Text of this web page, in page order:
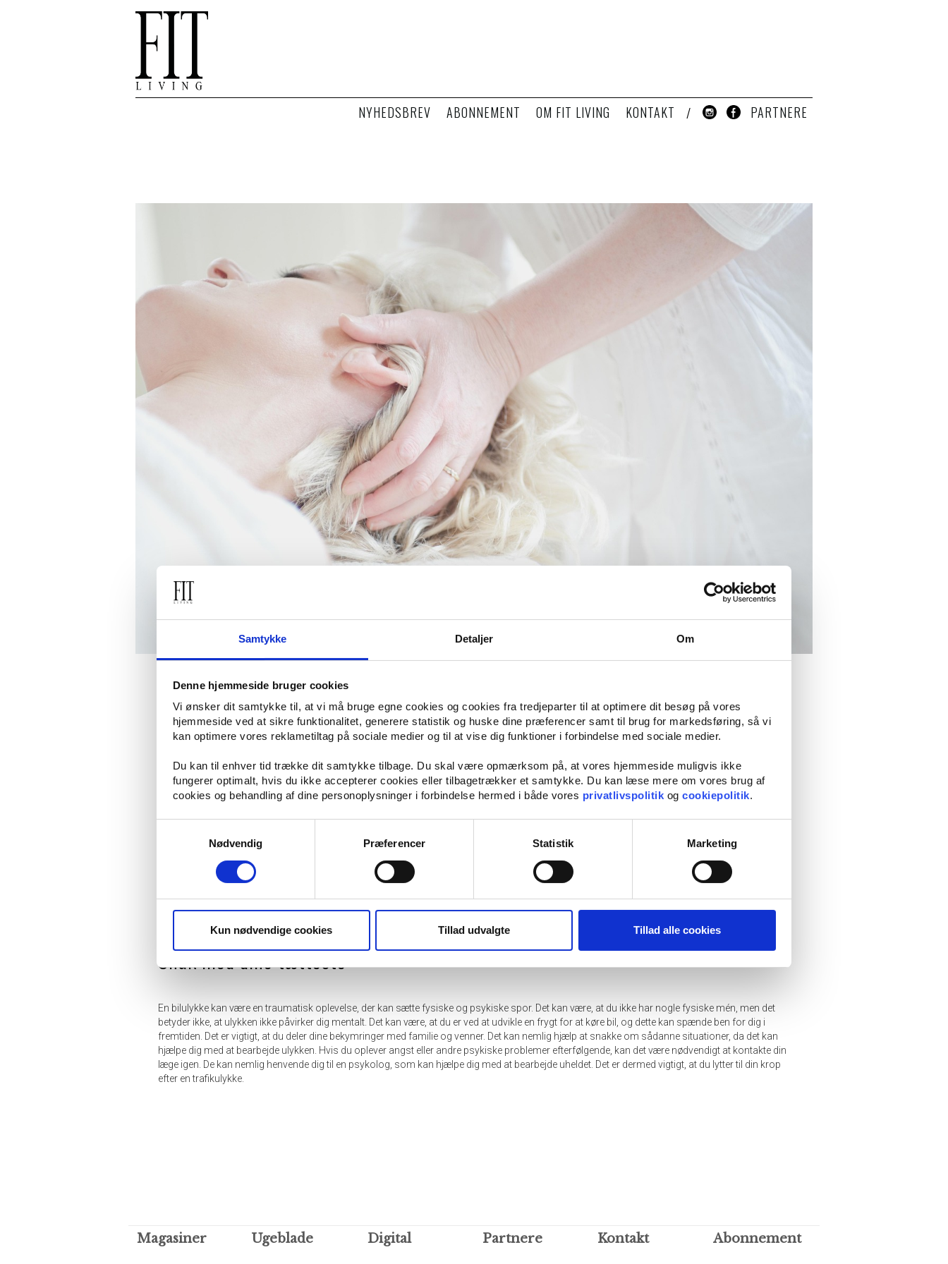
Samtykke Detaljer Om
Denne hjemmeside bruger cookies
Vi ønsker dit samtykke til, at vi må bruge egne cookies og cookies fra tredjeparter til at optimere dit besøg på vores
hjemmeside ved at sikre funktionalitet, generere statistik og huske dine præferencer samt til brug for markedsføring, så vi
kan optimere vores reklametiltag på sociale medier og til at vise dig funktioner i forbindelse med sociale medier.
Du kan til enhver tid trække dit samtykke tilbage. Du skal være opmærksom på, at vores hjemmeside muligvis ikke
fungerer optimalt, hvis du ikke accepterer cookies eller tilbagetrækker et samtykke. Du kan læse mere om vores brug af
cookies og behandling af dine personoplysninger i forbindelse hermed i både vores privatlivspolitik og cookiepolitik.
Nødvendig
Præferencer Statistik Marketing
Kun nødvendige cookies Tillad udvalgte Tillad alle cookies
NYHEDSBREV ABONNEMENT OM FIT LIVING KONTAKT PARTNERE
Sponsoreret: Sådan kommer du på bedste vis
videre fra en trafikulykke
Hvis du for nyligt har været involveret i et trafikuheld, er det vigtigt, at du tager det efterfølgende forløb alvorligt. Det kan være, at du ikke oplever
store problemer efter hændelsen, men det er stadigvæk vigtigt at være opmærksom på din krop og dens reaktioner. Hvis du er stærkt påvirket og
f.eks. har fået en hjernerystelse, er det vigtigt, at du tager hånd om dette med det samme. Det er vigtigt, at du får hjælp og den rigtigehjernerystelse
Lyt til din læge
Efter et trafikuheld er det en god idé at tale med din læge. De kan nemlig være med til at vurdere, om du skal igennem behandling eller fysioterapi.
Det er vigtigt, at du tager tingene stille og roligt, da det kan tage noget tid at komme ovenpå igen, efter at man har været involveret i en ulykke. Det er
altså vigtigt, at du bliver undersøgt til fulde, og at du har nogle professionelle til at guide dig.
Snak med dine tætteste
En bilulykke kan være en traumatisk oplevelse, der kan sætte fysiske og psykiske spor. Det kan være, at du ikke har nogle fysiske mén, men det
betyder ikke, at ulykken ikke påvirker dig mentalt. Det kan være, at du er ved at udvikle en frygt for at køre bil, og dette kan spænde ben for dig i
fremtiden. Det er vigtigt, at du deler dine bekymringer med familie og venner. Det kan nemlig hjælp at snakke om sådanne situationer, da det kan
hjælpe dig med at bearbejde ulykken. Hvis du oplever angst eller andre psykiske problemer efterfølgende, kan det være nødvendigt at kontakte din
læge igen. De kan nemlig henvende dig til en psykolog, som kan hjælpe dig med at bearbejde uheldet. Det er dermed vigtigt, at du lytter til din krop
efter en trafikulykke.
Magasiner Ugeblade Digital Partnere Kontakt Abonnement